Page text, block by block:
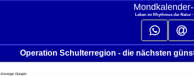
Leben im Rhythmus der Natur
Operation Schulterregion - die nächsten
Anzeige Google